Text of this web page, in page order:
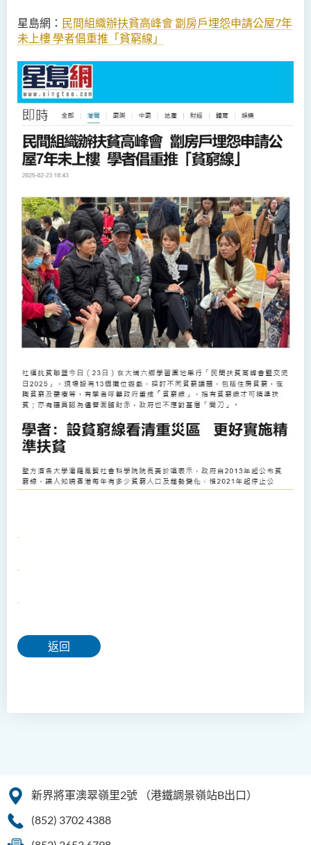
星島網： 民間組織辦扶貧高峰會 劏房戶埋怨申請公屋7年
未上樓學者倡重推「貧窮線」
返回
新界將軍澳翠嶺里2號
（港鐵調景嶺站B出口）
(852) 3702 4388